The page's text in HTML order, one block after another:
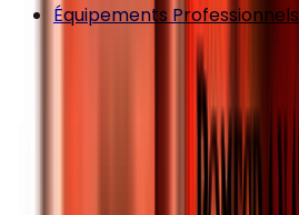
Équipements Professionnels